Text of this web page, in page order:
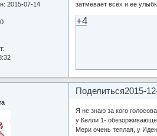
: 2015-07-14
затмевает всех и ее
+4
Поделиться2015-
Я не знаю за кого
у Келли 1-
Мери очень теплая, у